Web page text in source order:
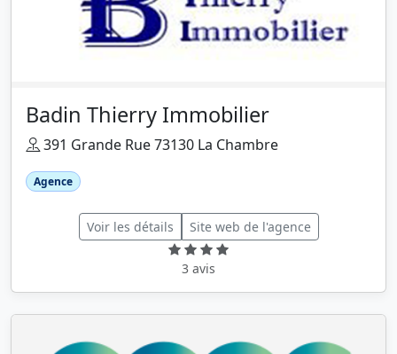
Badin Thierry Immobilier
391 Grande Rue 73130 La Chambre
Agence
Voir les détails Site web de l'agence
3 avis